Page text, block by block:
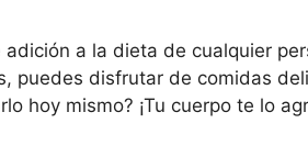
a la dieta de cualquier
puedes disfrutar de comidas
hoy mismo? ¡Tu cuerpo te lo